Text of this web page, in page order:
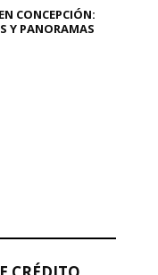
CONCEPCIÓN:
Y PANORAMAS